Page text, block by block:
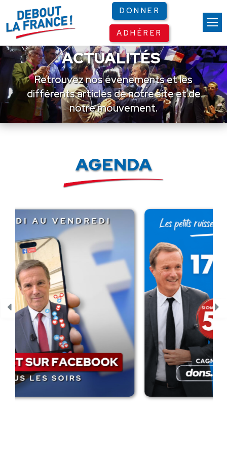
DONNER
ADHÉRER
ACTUALITÉS
Retrouvez nos événements et les
différents articles de notre site et de
notre mouvement.
AGENDA
Panneau de gestion des cookies